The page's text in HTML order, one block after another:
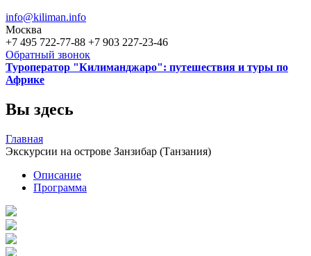
info@kiliman.info
Москва
+7 495 722-77-88 +7 903 227-23-46
Обратный звонок
Туроператор "Килиманджаро": путешествия и туры по
Африке
Вы здесь
Главная
Экскурсии на острове Занзибар (Танзания)
Описание
Программа